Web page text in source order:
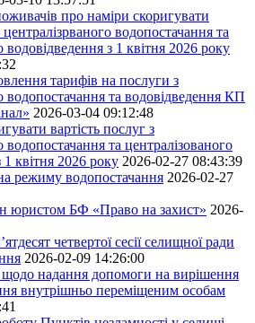
про наміри скоригувати
централізрваного водопостачання та
водовідведення з 1 квітня 2026 року
тарифів на послуги з
водопостачання та водовідведення КП
2026-03-04 09:12:48
вартість послуг з
водопостачання та централізованого
1 квітня 2026 року 2026-02-27 08:43:39
водопостачання 2026-02-27
юристом БФ «Право на захист» 2026-
четвертої сесії селищної ради
2026-02-09 14:26:00
щодо надання допомоги на вирішення
внутрішньо переміщеним особам